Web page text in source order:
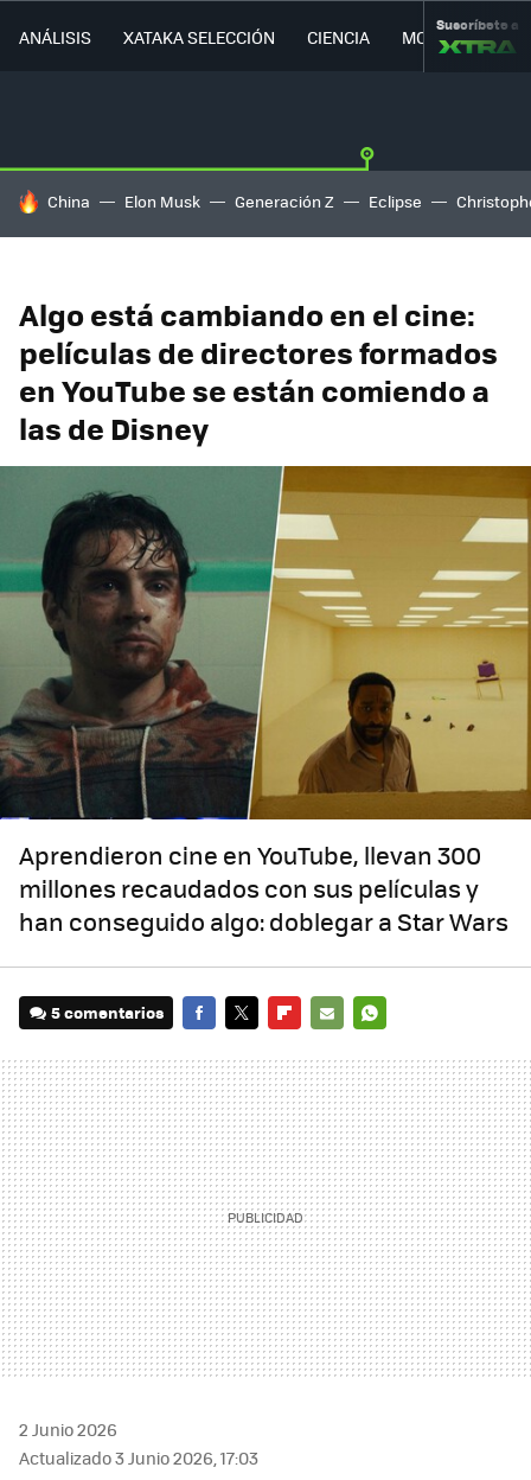
ANÁLISIS XATAKA SELECCIÓN CIENCIA MOVILIDAD
Suscríbete a
HOY SE HABLA DE
China Elon Musk Generación Z Eclipse
Algo está cambiando en el cine:
películas de directores formados
en YouTube se están comiendo a
las de Disney
Aprendieron cine en YouTube, llevan 300
millones recaudados con sus películas y
han conseguido algo: doblegar a Star Wars
5 comentarios
MAIL
2 Junio 2026
Actualizado 3 Junio 2026, 17:03